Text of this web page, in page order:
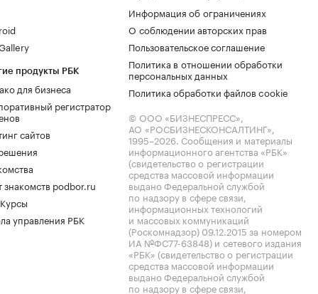
продукты РБК
для бизнеса
регистратор
сайтов
знакомств podbor.ru
управления РБК
Информация об ограничениях
О соблюдении авторских прав
Пользовательское соглашение
Политика в отношении обработки
персональных данных
Политика обработки файлов cookie
© ООО «БИЗНЕСПРЕСС»,
АО «РОСБИЗНЕСКОНСАЛТИНГ»,
1995–2026. Сообщения и материалы
информационного агентства «РБК»
(свидетельство о регистрации
средства массовой информации
выдано Федеральной службой
по надзору в сфере связи,
информационных технологий
и массовых коммуникаций
(Роскомнадзор) 09.12.2015 за номером
ИА №ФС77-63848) и сетевого издания
«РБК» (свидетельство о регистрации
средства массовой информации
выдано Федеральной службой
по надзору в сфере связи,